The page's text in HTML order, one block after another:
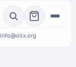
info@oilx.org